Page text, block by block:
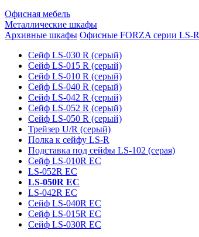
Офисная мебель
Металлические шкафы
Архивные шкафы Офисные FORZA серии LS-R
Сейф LS-030 R (серый)
Сейф LS-015 R (серый)
Сейф LS-010 R (серый)
Сейф LS-040 R (серый)
Сейф LS-042 R (серый)
Сейф LS-052 R (серый)
Сейф LS-050 R (серый)
Трейзер U/R (серый)
Полка к сейфу LS-R
Подставка под сейфы LS-102 (серая)
Сейф LS-010R EC
LS-052R EC
LS-050R EC
LS-042R EC
Сейф LS-040R EC
Сейф LS-015R EC
Сейф LS-030R EC